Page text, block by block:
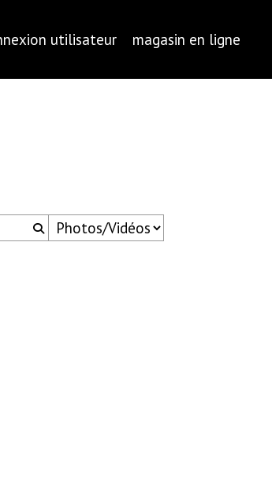
utilisateur magasin en ligne